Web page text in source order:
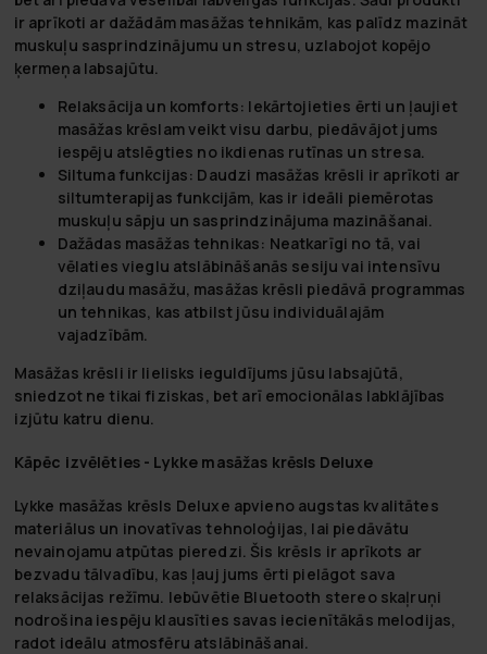
ir aprīkoti ar dažādām masāžas tehnikām, kas palīdz mazināt
muskuļu sasprindzinājumu un stresu, uzlabojot kopējo
ķermeņa labsajūtu.
Relaksācija un komforts: Iekārtojieties ērti un ļaujiet
masāžas krēslam veikt visu darbu, piedāvājot jums
iespēju atslēgties no ikdienas rutīnas un stresa.
Siltuma funkcijas: Daudzi masāžas krēsli ir aprīkoti ar
siltumterapijas funkcijām, kas ir ideāli piemērotas
muskuļu sāpju un sasprindzinājuma mazināšanai.
Dažādas masāžas tehnikas: Neatkarīgi no tā, vai
vēlaties vieglu atslābināšanās sesiju vai intensīvu
dziļaudu masāžu, masāžas krēsli piedāvā programmas
un tehnikas, kas atbilst jūsu individuālajām
vajadzībām.
Masāžas krēsli ir lielisks ieguldījums jūsu labsajūtā,
sniedzot ne tikai fiziskas, bet arī emocionālas labklājības
izjūtu katru dienu.
Kāpēc izvēlēties - Lykke masāžas krēsls Deluxe
Lykke masāžas krēsls Deluxe apvieno augstas kvalitātes
materiālus un inovatīvas tehnoloģijas, lai piedāvātu
nevainojamu atpūtas pieredzi. Šis krēsls ir aprīkots ar
bezvadu tālvadību, kas ļauj jums ērti pielāgot sava
relaksācijas režīmu. Iebūvētie Bluetooth stereo skaļruņi
nodrošina iespēju klausīties savas iecienītākās melodijas,
radot ideālu atmosfēru atslābināšanai.